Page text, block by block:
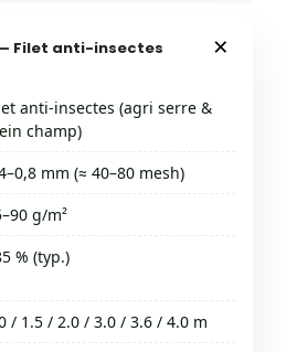
Filet anti-insectes ×
anti-insectes (agri serre &
champ)
mm (≈ 40–80 mesh)
g/m²
% (typ.)
/ 1.5 / 2.0 / 3.0 / 3.6 / 4.0 m